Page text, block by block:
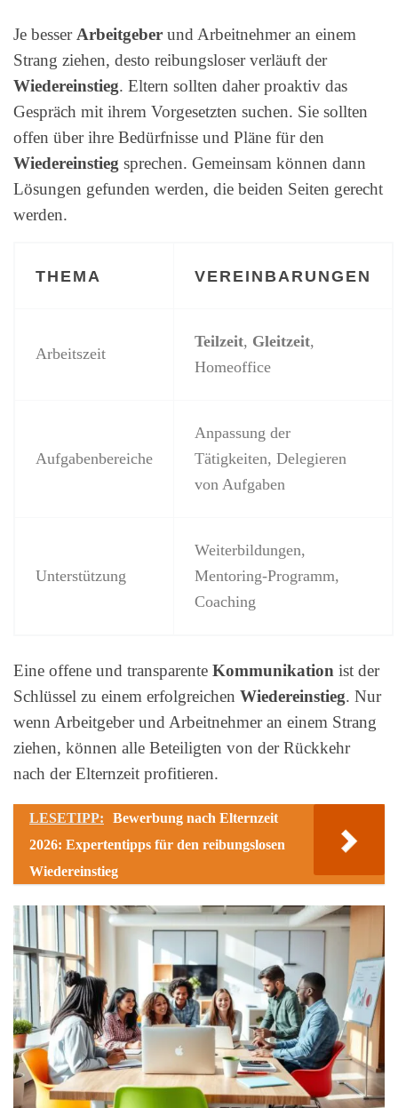
Je besserArbeitgeber und Arbeitnehmer an einem
Strang ziehen, desto reibungsloser verläuft der
Wiedereinstieg. Eltern sollten daher proaktiv das
Gespräch mit ihrem Vorgesetzten suchen. Sie sollten
offen über ihre Bedürfnisse und Pläne für den
Wiedereinstieg sprechen. Gemeinsam können dann
Lösungen gefunden werden, die beiden Seiten gerecht
werden.
THEMA VEREINBARUNGEN
Arbeitszeit
Teilzeit, Gleitzeit,
Homeoffice
Aufgabenbereiche
Anpassung der
Tätigkeiten, Delegieren
von Aufgaben
Unterstützung
Weiterbildungen,
Mentoring-Programm,
Coaching
Eine offene und transparente Kommunikation ist der
Schlüssel zu einem erfolgreichen Wiedereinstieg. Nur
wenn Arbeitgeber und Arbeitnehmer an einem Strang
ziehen, können alle Beteiligten von der Rückkehr
nach der Elternzeit profitieren.
LESETIPP:
Bewerbung nach Elternzeit
2026: Expertentipps für den reibungslosen
Wiedereinstieg